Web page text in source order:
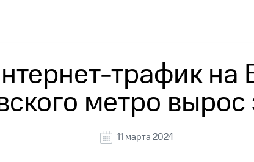
трафик на
метро вырос
11 марта 2024